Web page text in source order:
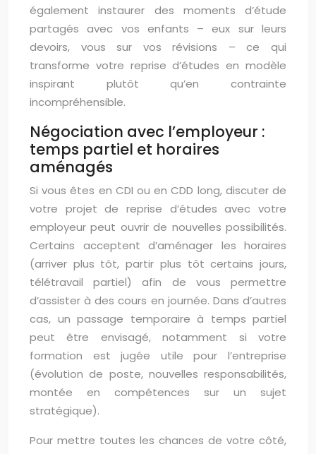
également instaurer des moments d’étude
partagés avec vos enfants – eux sur leurs
devoirs, vous sur vos révisions – ce qui
transforme votre reprise d’études en modèle
inspirant plutôt qu’en contrainte
incompréhensible.
Négociation avec l’employeur :
temps partiel et horaires
aménagés
Si vous êtes en CDI ou en CDD long, discuter de
votre projet de reprise d’études avec votre
employeur peut ouvrir de nouvelles possibilités.
Certains acceptent d’aménager les horaires
(arriver plus tôt, partir plus tôt certains jours,
télétravail partiel) afin de vous permettre
d’assister à des cours en journée. Dans d’autres
cas, un passage temporaire à temps partiel
peut être envisagé, notamment si votre
formation est jugée utile pour l’entreprise
(évolution de poste, nouvelles responsabilités,
montée en compétences sur un sujet
stratégique).
Pour mettre toutes les chances de votre côté,